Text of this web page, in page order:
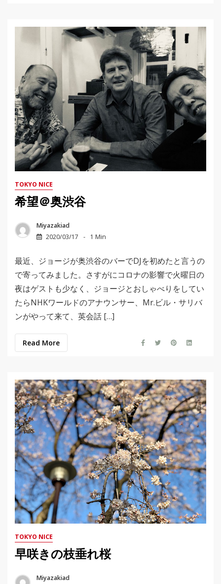
TOKYO NICE
希望＠奥渋谷
Miyazakiad
2020/03/17
1 Min
最近、ジョージが奥渋谷のバーでDJを初めたと言うの
で寄ってみました。さすがにコロナの影響で火曜日の
夜はゲストも少なく、ジョージとおしゃべりをしてい
たらNHKワールドのアナウンサー、Mr.ビル・サリバ
ンがやって来て、英会話 […]
Read More
TOKYO NICE
早咲きの枝垂れ桜
Miyazakiad